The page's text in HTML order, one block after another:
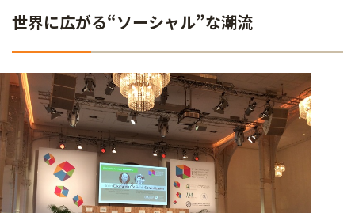
世界に広がる“ソーシャル”な潮流